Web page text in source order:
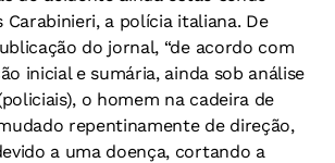
Carabinieri, a polícia italiana. De
do jornal, “de acordo com
inicial e sumária, ainda sob análise
o homem na cadeira de
repentinamente de direção,
a uma doença, cortando a